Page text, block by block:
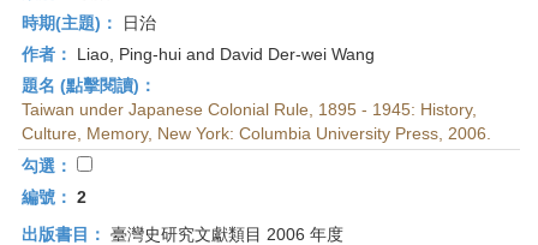
研
究
所-
首
頁
時期(主題)：
日治
作者：
Liao, Ping-hui and David Der-wei Wang
題名 (點擊閱讀)：
Taiwan under Japanese Colonial Rule, 1895 - 1945: History,
Culture, Memory, New York: Columbia University Press, 2006.
勾選：
編號： 2
出版書目： 臺灣史研究文獻類目 2006 年度